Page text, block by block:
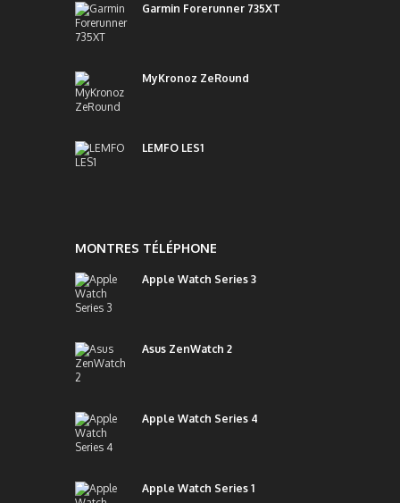
Garmin Forerunner 735XT
MyKronoz ZeRound
LEMFO LES1
MONTRES TÉLÉPHONE
Apple Watch Series 3
Asus ZenWatch 2
Apple Watch Series 4
Apple Watch Series 1